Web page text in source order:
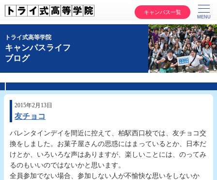
キャンパス一覧
トライ式高等学院
キャンパスライフ
ブログ
2015年2月13日
友チョコ
バレンタインデイを間近に控えて、柏駅西口校では、友チョコ交
換をしました。お菓子屋さんの思惑にはまっているとか、日本だ
けとか、いろいろな声はありますが、楽しいことには、のってみ
るのもいいのではないかと思います。
全員参加でない場合、参加しない人が不愉快な思いをしないか